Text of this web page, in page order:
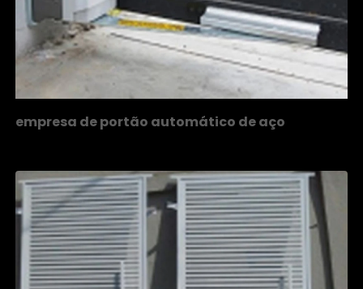
empresa de portão automático de aço